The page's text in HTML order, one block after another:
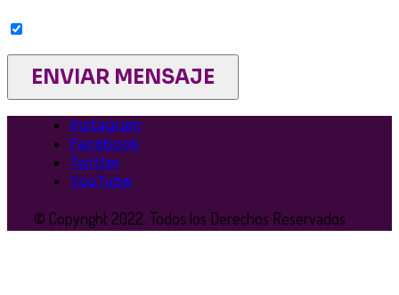
Instagram
Facebook
Twitter
YouTube
© Copyright 2022. Todos los Derechos Reservados